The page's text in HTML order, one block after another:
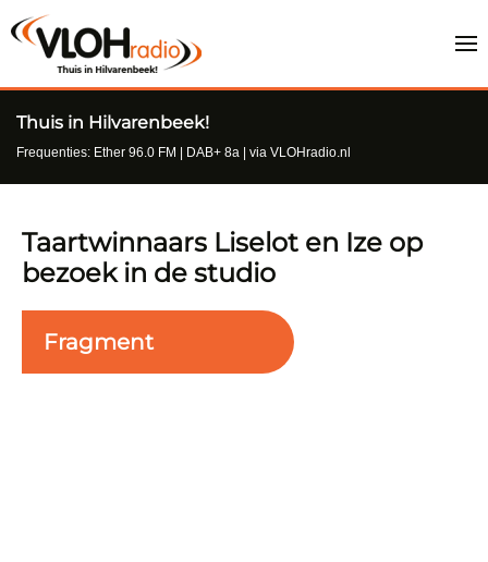
Thuis in Hilvarenbeek!
Frequenties: Ether 96.0 FM | DAB+ 8a | via VLOHradio.nl
Taartwinnaars Liselot en Ize op
bezoek in de studio
Fragment